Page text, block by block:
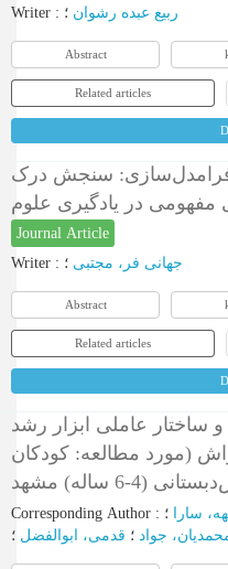
Writer : ربيع عبده رشوان ؛
Abstract
Related articles
سنجش درک
در یادگیری علوم
Journal Article
Writer : جهانی فر، مجتبی ؛
Abstract
Related articles
عاملی ابزار رشد
(مورد مطالعه: کودکان
Corresponding Author : سارا
جواد ؛ قدمی، ابوالفضل ؛